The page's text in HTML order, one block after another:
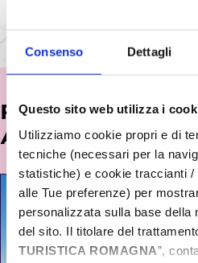
Consenso Dettagli
Questo sito web utilizza i
Utilizziamo cookie propri e di
tecniche (necessari per la
statistiche) e cookie traccianti
alle Tue preferenze) per
personalizzata sulla base della
del sito. Il titolare del
TURISTICA ROMAGNA”,
POTREBBE
ANCHE...